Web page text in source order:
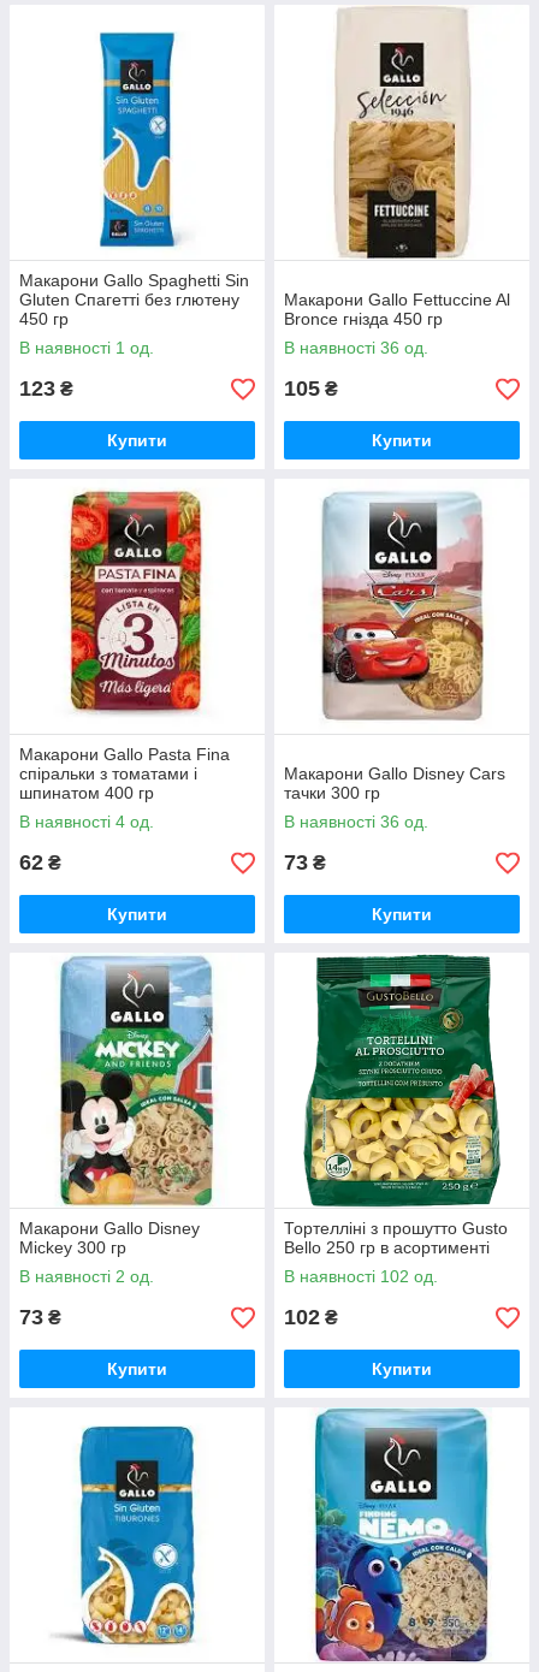
Макарони Gallo Spaghetti Sin
Gluten Спагетті без глютену
450 гр
В наявності 1 од.
123 ₴
Купити
Макарони Gallo Fettuccine Al
Bronce гнізда 450 гр
В наявності 36 од.
105 ₴
Купити
Макарони Gallo Pasta Fina
спіральки з томатами і
шпинатом 400 гр
В наявності 4 од.
62 ₴
Купити
Макарони Gallo Disney Cars
тачки 300 гр
В наявності 36 од.
73 ₴
Купити
Макарони Gallo Disney
Mickey 300 гр
В наявності 2 од.
73 ₴
Купити
Тортелліні з прошутто Gusto
Bello 250 гр в асортименті
В наявності 102 од.
102 ₴
Купити